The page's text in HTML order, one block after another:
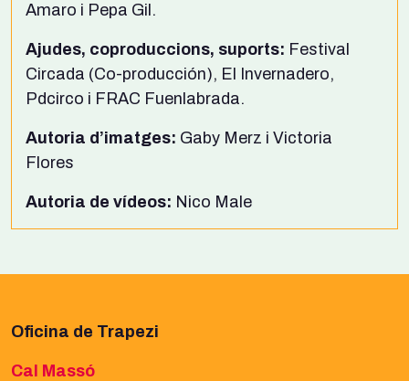
Amaro i Pepa Gil.
Ajudes, coproduccions, suports: Festival
Circada (Co-producción), El Invernadero,
Pdcirco i FRAC Fuenlabrada.
Autoria d’imatges: Gaby Merz i Victoria
Flores
Autoria de vídeos: Nico Male
Oficina de Trapezi
Cal Massó